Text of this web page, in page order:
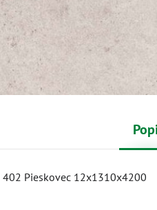
402 Pieskovec 12x1310x4200